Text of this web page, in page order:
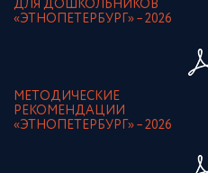
ДЛЯ ДОШКОЛЬНИКОВ
«ЭТНОПЕТЕРБУРГ» – 2026
МЕТОДИЧЕСКИЕ
РЕКОМЕНДАЦИИ
«ЭТНОПЕТЕРБУРГ» – 2026